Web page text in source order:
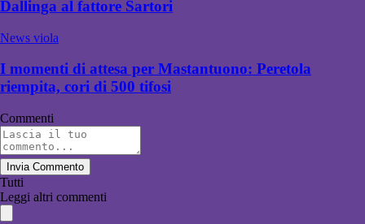
Dallinga al fattore Sartori
News viola
I momenti di attesa per Mastantuono: Peretola
riempita, cori di 500 tifosi
Commenti
Invia Commento
Tutti
Leggi altri commenti